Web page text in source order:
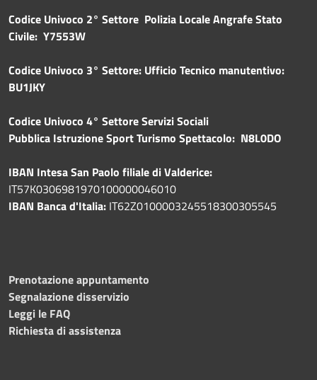
Codice Univoco 2° Settore Polizia Locale Angrafe Stato
Civile: Y7553W
Codice Univoco 3° Settore: Ufficio Tecnico manutentivo:
BU1JKY
Codice Univoco 4° Settore Servizi Sociali
Pubblica Istruzione Sport Turismo Spettacolo: N8L0DO
IBAN Intesa San Paolo filiale di Valderice:
IT57K0306981970100000046010
IBAN Banca d'Italia: IT62Z0100003245518300305545
Prenotazione appuntamento
Segnalazione disservizio
Leggi le FAQ
Richiesta di assistenza